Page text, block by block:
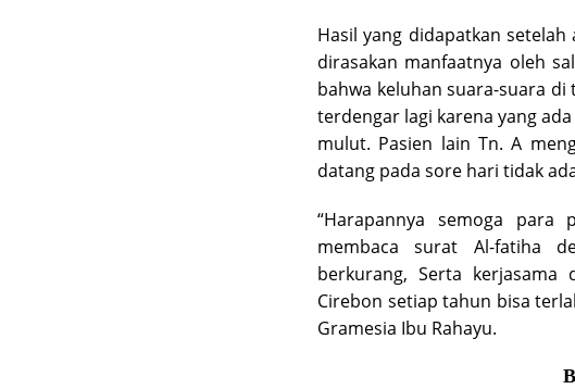
Hasil yang didapatkan
dirasakan manfaatnya oleh
bahwa keluhan suara-suara
terdengar lagi karena yang
mulut. Pasien lain Tn. A
datang pada sore hari tidak
“Harapannya semoga
membaca surat Al-fatiha
berkurang, Serta kerjasama
Cirebon setiap tahun bisa
Gramesia Ibu Rahayu.